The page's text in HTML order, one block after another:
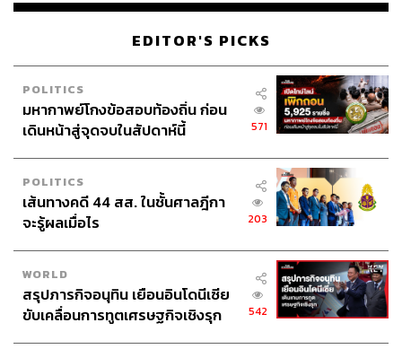
EDITOR'S PICKS
POLITICS
มหากาพย์โกงข้อสอบท้องถิ่น ก่อน
เดินหน้าสู่จุดจบในสัปดาห์นี้
571
POLITICS
เส้นทางคดี 44 สส. ในชั้นศาลฎีกา
จะรู้ผลเมื่อไร
203
WORLD
สรุปภารกิจอนุทิน เยือนอินโดนีเซีย
ขับเคลื่อนการทูตเศรษฐกิจเชิงรุก
542